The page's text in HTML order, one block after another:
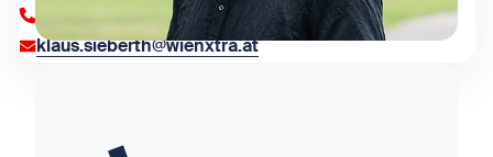
+43 1 909 4000 83009
klaus.sieberth@wienxtra.at